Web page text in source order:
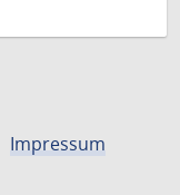
Impressum